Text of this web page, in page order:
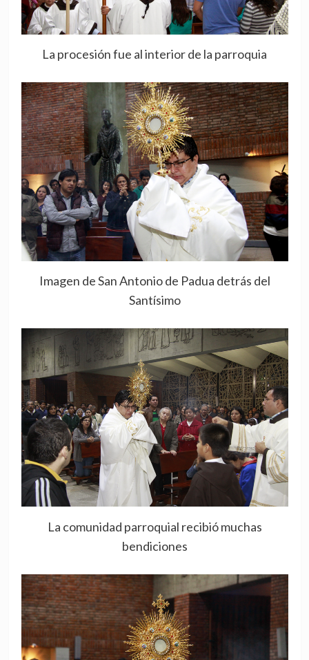
La procesión fue al interior de la parroquia
Imagen de San Antonio de Padua detrás del
Santísimo
La comunidad parroquial recibió muchas
bendiciones